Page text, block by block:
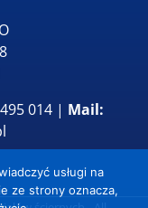
014 | Mail:
usługi na
ze strony oznacza,